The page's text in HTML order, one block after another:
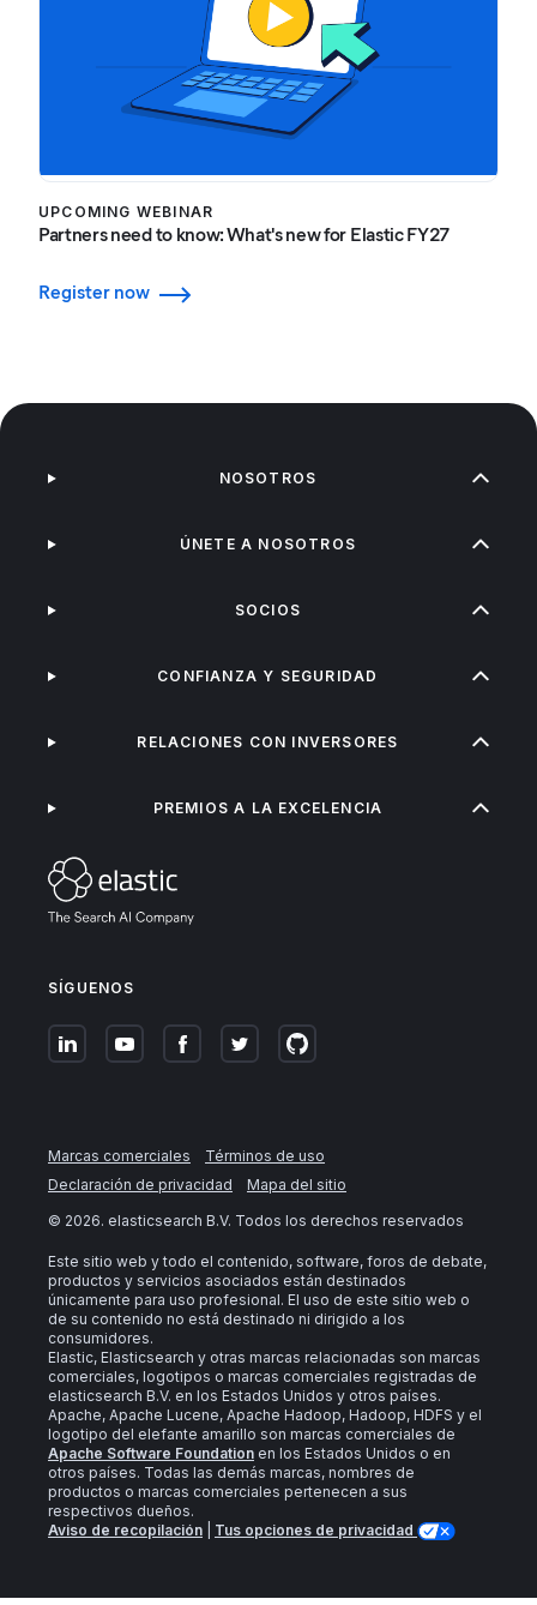
UPCOMING WEBINAR
Partners need to know: What's new for Elastic FY27
Register now
SÍGUENOS
NOSOTROS
ÚNETE A NOSOTROS
SOCIOS
CONFIANZA Y SEGURIDAD
RELACIONES CON INVERSORES
PREMIOS A LA EXCELENCIA
Marcas comerciales
Términos de uso
Declaración de privacidad
Mapa del sitio
© 2026. elasticsearch B.V. Todos los derechos reservados
Este sitio web y todo el contenido, software, foros de debate,
productos y servicios asociados están destinados
únicamente para uso profesional. El uso de este sitio web o
de su contenido no está destinado ni dirigido a los
consumidores.
Elastic, Elasticsearch y otras marcas relacionadas son marcas
comerciales, logotipos o marcas comerciales registradas de
elasticsearch B.V. en los Estados Unidos y otros países.
Apache, Apache Lucene, Apache Hadoop, Hadoop, HDFS y el
logotipo del elefante amarillo son marcas comerciales de
Apache Software Foundation en los Estados Unidos o en
otros países. Todas las demás marcas, nombres de
productos o marcas comerciales pertenecen a sus
respectivos dueños.
Aviso de recopilación
Tus opciones de privacidad